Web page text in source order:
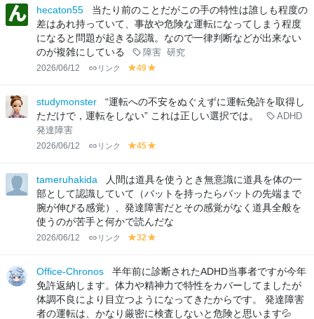
lo
w
lo
w
hecaton55
当たり前のことだがこの手の特性は誰しも程度の
差はあれ持っていて、事故や危険な運転になってしまう程度
になると問題が起きる認識。なので一律判断などが出来ない
のが複雑にしている
障害 研究
2026/06/12 リンク
y
lo
w
49
lo
w
studymonster
“運転への不安をぬぐえずに運転免許を取得し
ただけで，運転をしない” これは正しい選択では。
ADHD
発達障害
2026/06/12 リンク
y
lo
w
45
lo
w
tameruhakida
人間は道具を使うとき無意識に道具を体の一
部として認識していて（バットを持ったらバットの先端まで
腕が伸びる感覚）、発達障害だとその感覚がなく道具全般を
使うのが苦手と何かで読んだな
2026/06/12 リンク
y
lo
w
32
lo
w
Office-Chronos
半年前に診断されたADHD当事者ですが今年
免許返納します。体力や精神力で特性をカバーしてましたが
体調不良により目立つようになってきたからです。 発達障害
者の運転は、かなり厳密に検査しないと危険と思います💦